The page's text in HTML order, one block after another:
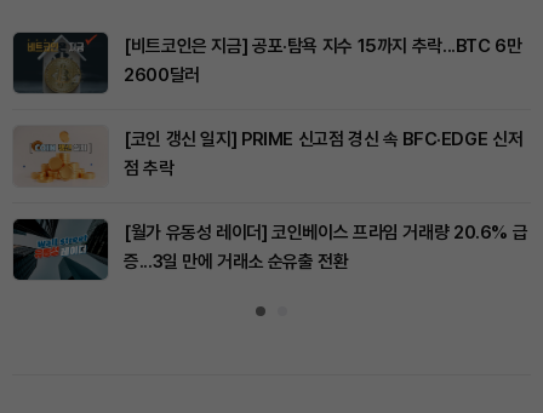
[비트코인은 지금] 공포·탐욕 지수 15까지 추락...BTC 6만
2600달러
[코인 갱신 일지] PRIME 신고점 경신 속 BFC·EDGE 신저
점 추락
[월가 유동성 레이더] 코인베이스 프라임 거래량 20.6% 급
증...3일 만에 거래소 순유출 전환